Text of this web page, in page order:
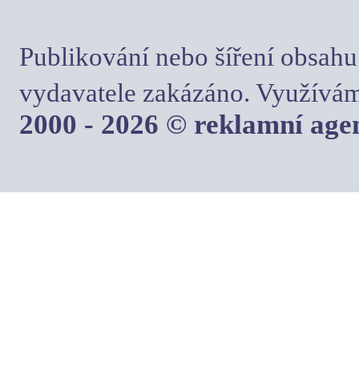
Publikování nebo šíření
vydavatele zakázáno.
2000 - 2026 © reklamní